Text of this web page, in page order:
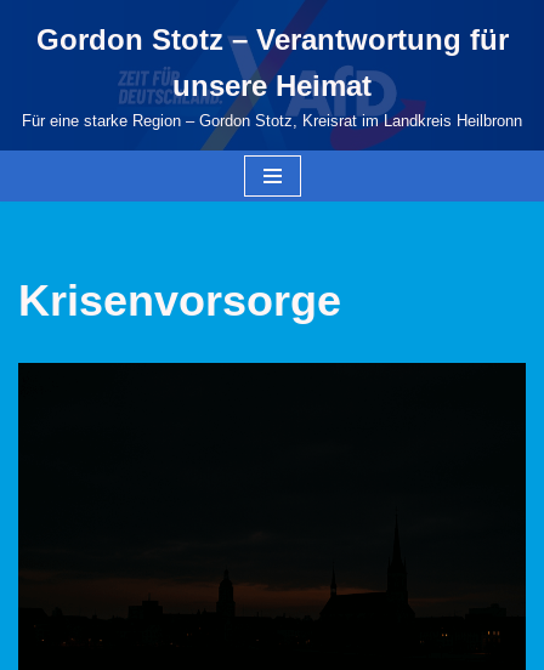
springen
Gordon Stotz – Verantwortung für
unsere Heimat
Für eine starke Region – Gordon Stotz, Kreisrat im Landkreis Heilbronn
Krisenvorsorge